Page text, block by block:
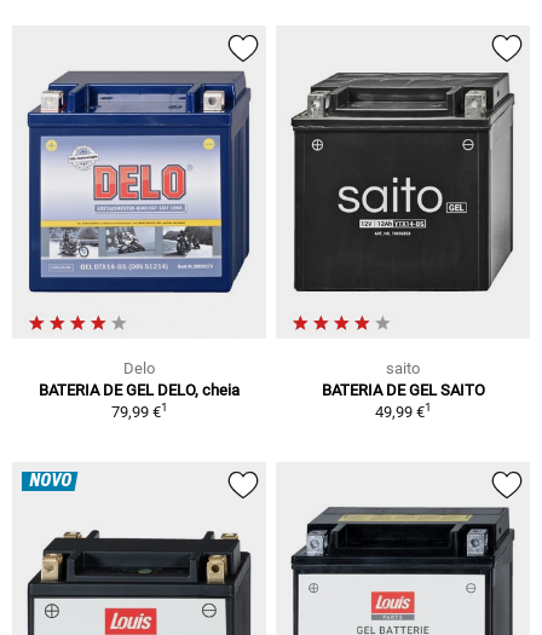
Delo
BATERIA DE GEL DELO, cheia
79,99 €1
saito
BATERIA DE GEL SAITO
49,99 €1
NOVO